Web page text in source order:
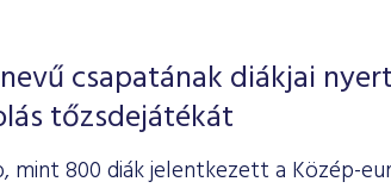
csapatának diákjai
tőzsdejátékát
mint 800 diák jelentkezett a Közép-